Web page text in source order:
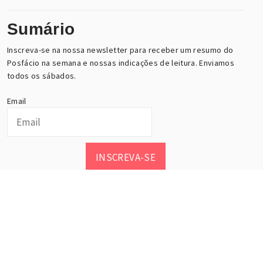
Sumário
Inscreva-se na nossa newsletter para receber um resumo do
Posfácio na semana e nossas indicações de leitura. Enviamos
todos os sábados.
Email
INSCREVA-SE